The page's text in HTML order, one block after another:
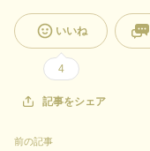
いいね
4
記事をシェア
前の記事